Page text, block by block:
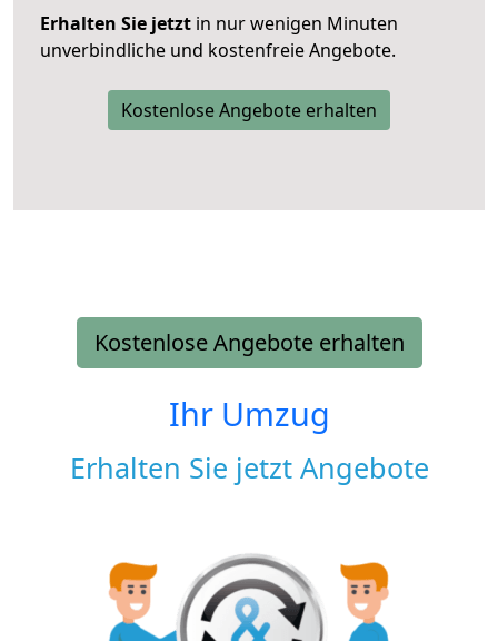
Erhalten Sie jetzt in nur wenigen Minuten
unverbindliche und kostenfreie Angebote.
Kostenlose Angebote erhalten
Kostenlose Angebote erhalten
Ihr Umzug
Erhalten Sie jetzt Angebote